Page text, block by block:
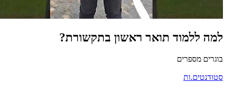
למה ללמוד תואר ראשון בתקשורת?
בוגרים מספרים
סטודנטים.ות